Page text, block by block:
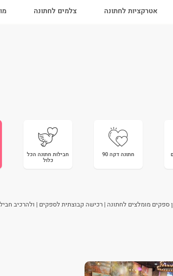
אטרקציות לחתונה צלמים לחתונה
חתונה דקה 90 חבילות חתונה הכל
כלול
ספקים מומלצים לחתונה | רכישה קבוצתית לספקים | ולהרכיב